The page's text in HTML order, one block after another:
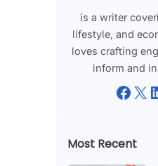
is a writer
lifestyle, and
loves crafting
inform and
Facebook X LinkedIn
Most Recent